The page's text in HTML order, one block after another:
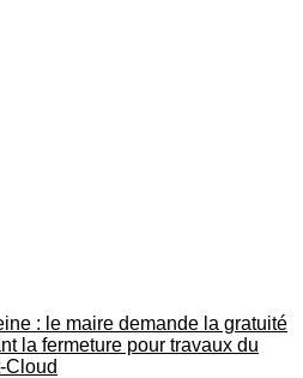
: le maire demande la gratuité
la fermeture pour travaux du
Cloud